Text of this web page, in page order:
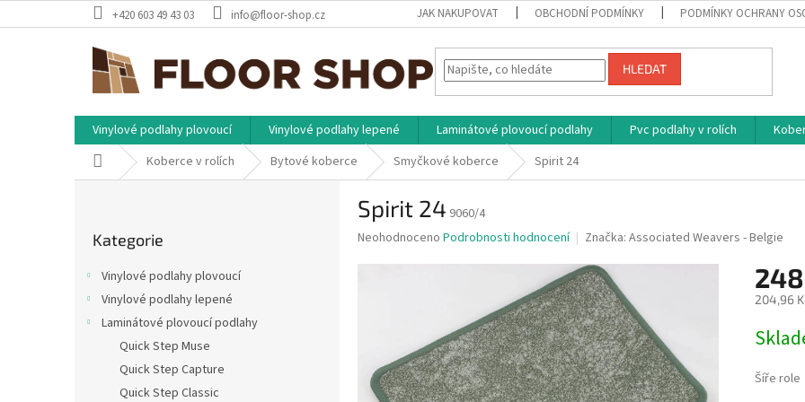
na
+420 603 49 43 03 info@floor-shop.cz JAK NAKUPOVAT OBCHODNÍ PODMÍNKY PODMÍNKY OCHRANY
HLEDAT
Vinylové podlahy plovoucí Vinylové podlahy lepené Laminátové plovoucí podlahy Pvc podlahy v rolích
Domů Koberce v rolích Bytové koberce Smyčkové koberce Spirit 24
kategorie
Kategorie
Vinylové podlahy plovoucí
Vinylové podlahy lepené
Laminátové plovoucí podlahy
Quick Step Muse
Quick Step Capture
Quick Step Classic
Spirit 24 9060/4
Průměrné
hvězdiček.
Neohodnoceno Podrobnosti hodnocení Značka: Associated Weavers - Belgie
204,96
cena:
Šíře role